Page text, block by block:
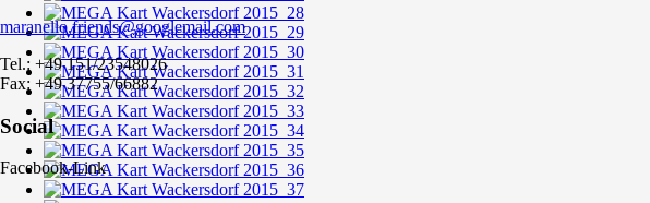
maranello.friends@googlemail.com
Tel.: +49 151/23548026
Fax: +49 37755/66882
Social
Facebook-Link